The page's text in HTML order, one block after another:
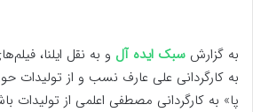
به گزارش سبک ایده آل و به نقل ایلنا،
به کارگردانی علی عارف نسب و از تولیدات
پا» به کارگردانی مصطفی اعلمی از تولیدات